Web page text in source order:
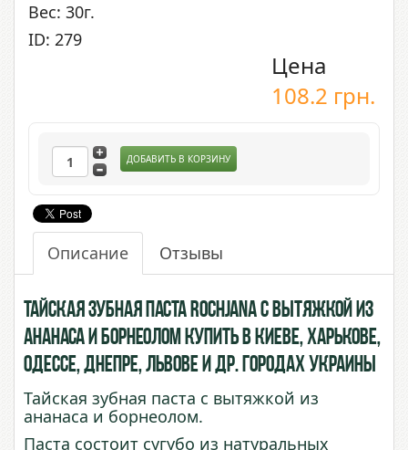
Вес: 30г.
ID: 279
Цена
108.2 грн.
ДОБАВИТЬ В КОРЗИНУ
Описание Отзывы
Тайская зубная паста Rochjana с вытяжкой из
Ананаса и борнеолом купить в Киеве, Харькове,
Одессе, Днепре, Львове и др. городах Украины
Тайская зубная паста с вытяжкой из
ананаса и борнеолом.
Паста состоит сугубо из натуральных